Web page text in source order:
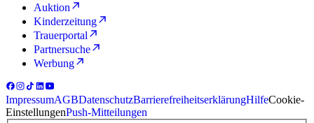
Auktion
Kinderzeitung
Trauerportal
Partnersuche
Werbung
ImpressumAGBDatenschutzBarrierefreiheitserklärungHilfeCookie-
EinstellungenPush-Mitteilungen